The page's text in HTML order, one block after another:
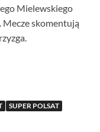
Mielewskiego
Mecze skomentują
SUPER POLSAT